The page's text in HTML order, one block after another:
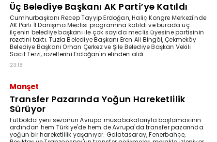
Üç Belediye Başkanı AK Parti’ye Katıldı
Cumhurbaşkanı Recep Tayyip Erdoğan, Haliç Kongre Merkezi'nde
AK Parti İl Danışma Meclisi programına katıldı ve burada üç
ilçenin belediye başkanı ile çok sayıda meclis üyesine partisinin
rozetini taktı. Tuzla Belediye Başkanı Eren Ali Bingöl, Çekmeköy
Belediye Başkanı Orhan Çerkez ve Şile Belediye Başkan Vekili
Sacit Terzi, rozetlerini Erdoğan'ın elinden aldı.
23:18
Manşet
Transfer Pazarında Yoğun Hareketlilik
Sürüyor
Futbolda yeni sezonun Avrupa müsabakalarıyla başlamasının
ardından hem Türkiye'de hem de Avrupa'da transfer pazarında
yoğun bir hareketlilik yaşanıyor. Galatasaray, Fenerbahçe,